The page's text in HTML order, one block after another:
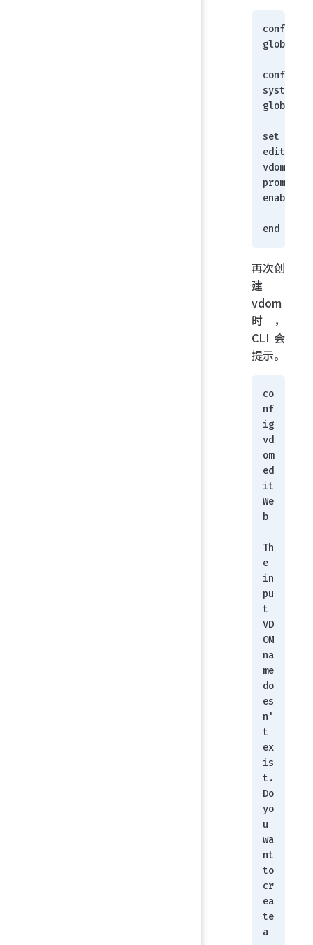
config
global
config
system
global
set
edit-
vdom-
prompt
enable
end
再次创
建
vdom
时，
CLI 会
提示。
co
nf
ig
vd
om
ed
it
We
b
Th
e
in
pu
t
VD
OM
na
me
do
es
n'
t
ex
is
t.
Do
yo
u
wa
nt
to
cr
ea
te
a